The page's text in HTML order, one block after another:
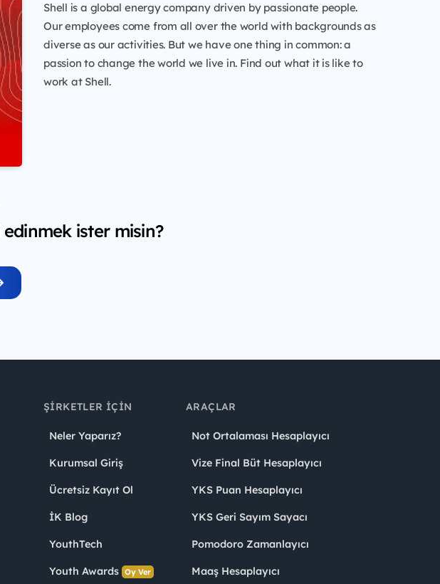
Shell is a global energy company driven by passionate people.
Our employees come from all over the world with backgrounds as
diverse as our activities. But we have one thing in common: a
passion to change the world we live in. Find out what it is like to
work at Shell.
ister misin?
ŞIRKETLER İÇIN
Neler Yaparız?
Kurumsal Giriş
Ücretsiz Kayıt Ol
İK Blog
YouthTech
Youth Awards Oy Ver
ARAÇLAR
Not Ortalaması Hesaplayıcı
Vize Final Büt Hesaplayıcı
YKS Puan Hesaplayıcı
YKS Geri Sayım Sayacı
Pomodoro Zamanlayıcı
Maaş Hesaplayıcı